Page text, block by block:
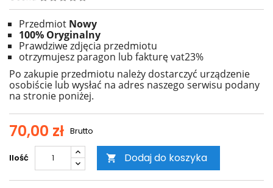
Przedmiot Nowy
100% Oryginalny
Prawdziwe zdjęcia przedmiotu
otrzymujesz paragon lub fakturę vat23%
Po zakupie przedmiotu należy dostarczyć urządzenie
osobiście lub wysłać na adres naszego serwisu podany
na stronie poniżej.
70,00 zł Brutto
Ilość  Dodaj do koszyka